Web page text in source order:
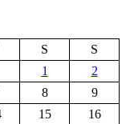
S
S
1
2
8
9
15
16